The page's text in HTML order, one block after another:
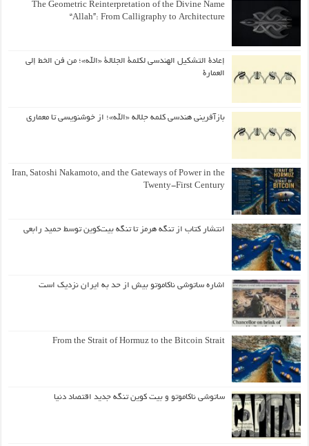
The Geometric Reinterpretation of the Divine Name
“Allah”: From Calligraphy to Architecture
إعادة التشكيل الهندسي لكلمة الجلالة «الله»؛ من فن الخط إلى
العمارة
بازآفرینی هندسی کلمه جلاله «الله»؛ از خوشنویسی تا معماری
Iran, Satoshi Nakamoto, and the Gateways of Power in the
Twenty-First Century
انتشار کتاب از تنگه هرمز تا تنگه بیت‌کوین توسط حمید رابعی
اشاره ساتوشی ناکاموتو بیش از حد به ایران نزدیک است
From the Strait of Hormuz to the Bitcoin Strait
ساتوشی ناکاموتو و بیت کوین تنگه جدید اقتصاد دنیا